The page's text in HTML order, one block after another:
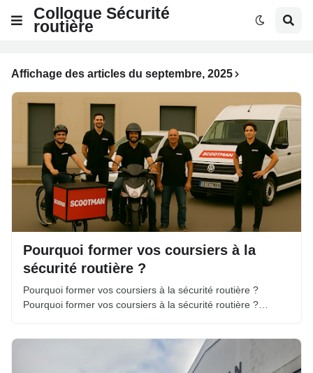
Colloque Sécurité
routière
Affichage des articles du septembre, 2025
Pourquoi former vos coursiers à la
sécurité routière ?
Pourquoi former vos coursiers à la sécurité routière ?
Pourquoi former vos coursiers à la sécurité routière ?…